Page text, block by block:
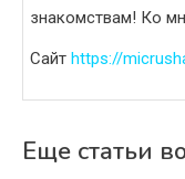
знакомствам! Ко
Сайт https://
Еще статьи